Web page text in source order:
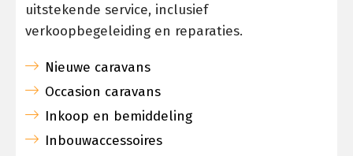
uitstekende service, inclusief
verkoopbegeleiding en reparaties.
Nieuwe caravans
Occasion caravans
Inkoop en bemiddeling
Inbouwaccessoires